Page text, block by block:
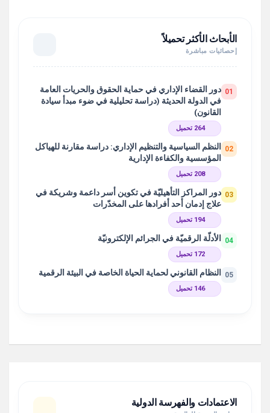
الأبحاث الأكثر تحميلاً
إحصائيات مباشرة
01 دور القضاء الإداري في حماية الحقوق والحريات العامة
في الدولة الحديثة (دراسة تحليلية في ضوء مبدأ سيادة
القانون)
264 تحميل
02
النظم السياسية والتنظيم الإداري: دراسة مقارنة للهياكل
المؤسسية والكفاءة الإدارية
208 تحميل
03 دور المراكز التأهيليّة في تكوين أسر داعمة وشريكة في
علاج إدمان أحد أفرادها على المخدّرات
194 تحميل
04 الأدلّة الرقميّة في الجرائم الإلكترونيّة
172 تحميل
05 النظام القانوني لحماية الحياة الخاصة في البيئة الرقمية
146 تحميل
الاعتمادات والفهرسة الدولية